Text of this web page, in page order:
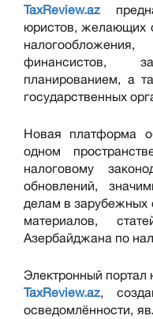
TaxReview.az
юристов, желающих
налогообложения,
финансистов,
планированием, а
государственных
Новая платформа
одном
налоговому
обновлений,
делам в зарубежных
материалов,
Азербайджана по
Электронный портал
TaxReview.az,
осведомлённости,